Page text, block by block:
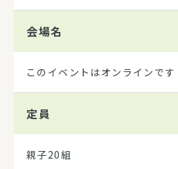
会場名
このイベントはオンラインです
定員
親子20組